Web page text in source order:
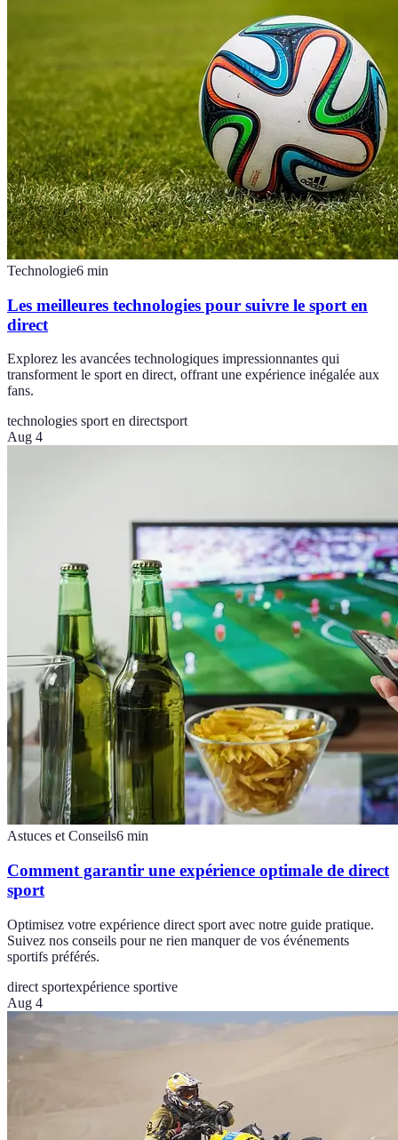
Technologie6 min
Les meilleures technologies pour suivre le sport en
direct
Explorez les avancées technologiques impressionnantes qui
transforment le sport en direct, offrant une expérience inégalée aux
fans.
technologies sport en directsport
Aug 4
Astuces et Conseils6 min
Comment garantir une expérience optimale de direct
sport
Optimisez votre expérience direct sport avec notre guide pratique.
Suivez nos conseils pour ne rien manquer de vos événements
sportifs préférés.
direct sportexpérience sportive
Aug 4